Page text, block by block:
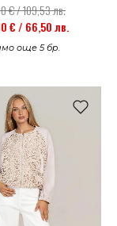
€ / 109,53 лв.
€ / 66,50 лв.
още 5 бр.